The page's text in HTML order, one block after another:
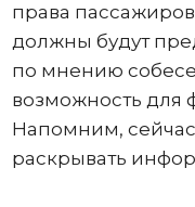
права
должны будут
по мнению
возможность для
Напомним,
раскрывать